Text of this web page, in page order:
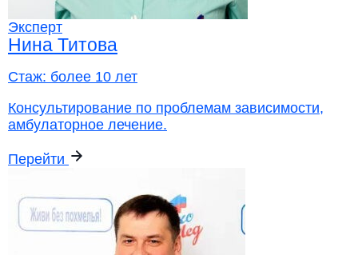
Эксперт
Нина Титова
Стаж: более 10 лет
Консультирование по проблемам зависимости,
амбулаторное лечение.
Перейти